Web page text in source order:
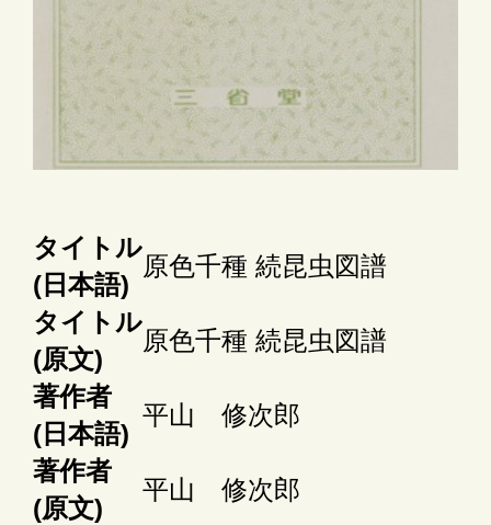
タイトル
(日本語)
原色千種 続昆虫図譜
タイトル
(原文)
原色千種 続昆虫図譜
著作者
(日本語)
平山 修次郎
著作者
(原文)
平山 修次郎